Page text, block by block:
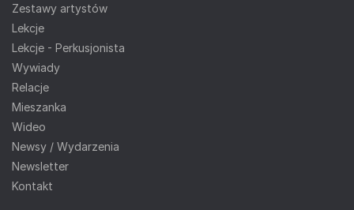
Zestawy artystów
Lekcje
Lekcje - Perkusjonista
Wywiady
Relacje
Mieszanka
Wideo
Newsy / Wydarzenia
Newsletter
Kontakt